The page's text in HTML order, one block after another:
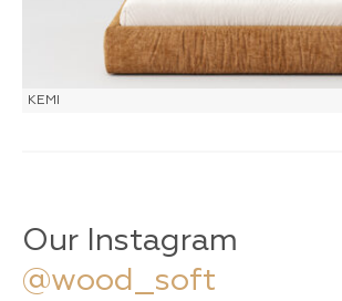
KEMI
Our Instagram
@wood_soft